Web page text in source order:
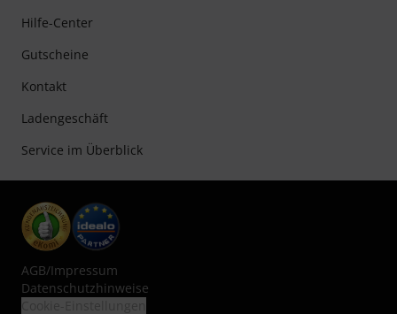
Hilfe-Center
Gutscheine
Kontakt
Ladengeschäft
Service im Überblick
AGB/Impressum
Datenschutzhinweise